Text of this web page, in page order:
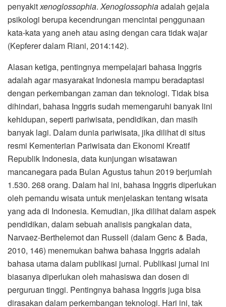
penyakitxenoglossophia.Xenoglossophiaadalah gejala
psikologi berupa kecendrungan mencintai penggunaan
kata-kata yang aneh atau asing dengan cara tidak wajar
(Kepferer dalam Riani, 2014:142).
Alasan ketiga, pentingnya mempelajari bahasa Inggris
adalah agar masyarakat Indonesia mampu beradaptasi
dengan perkembangan zaman dan teknologi. Tidak bisa
dihindari, bahasa Inggris sudah memengaruhi banyak lini
kehidupan, seperti pariwisata, pendidikan, dan masih
banyak lagi. Dalam dunia pariwisata, jika dilihat di situs
resmi Kementerian Pariwisata dan Ekonomi Kreatif
Republik Indonesia, data kunjungan wisatawan
mancanegara pada Bulan Agustus tahun 2019 berjumlah
1.530. 268 orang. Dalam hal ini, bahasa Inggris diperlukan
oleh pemandu wisata untuk menjelaskan tentang wisata
yang ada di Indonesia. Kemudian, jika dilihat dalam aspek
pendidikan, dalam sebuah analisis pangkalan data,
Narvaez-Berthelemot dan Russell (dalam Genc & Bada,
2010, 146) menemukan bahwa bahasa Inggris adalah
bahasa utama dalam publikasi jurnal. Publikasi jurnal ini
biasanya diperlukan oleh mahasiswa dan dosen di
perguruan tinggi. Pentingnya bahasa Inggris juga bisa
dirasakan dalam perkembangan teknologi. Hari ini, tak